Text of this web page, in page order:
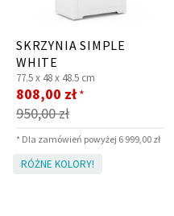
SKRZYNIA SIMPLE
WHITE
77.5 x 48 x 48.5 cm
950,00 zł
Cena
promocyjna
808,00 zł *
* Dla zamówień powyżej 6 999,00 zł
RÓŻNE KOLORY!